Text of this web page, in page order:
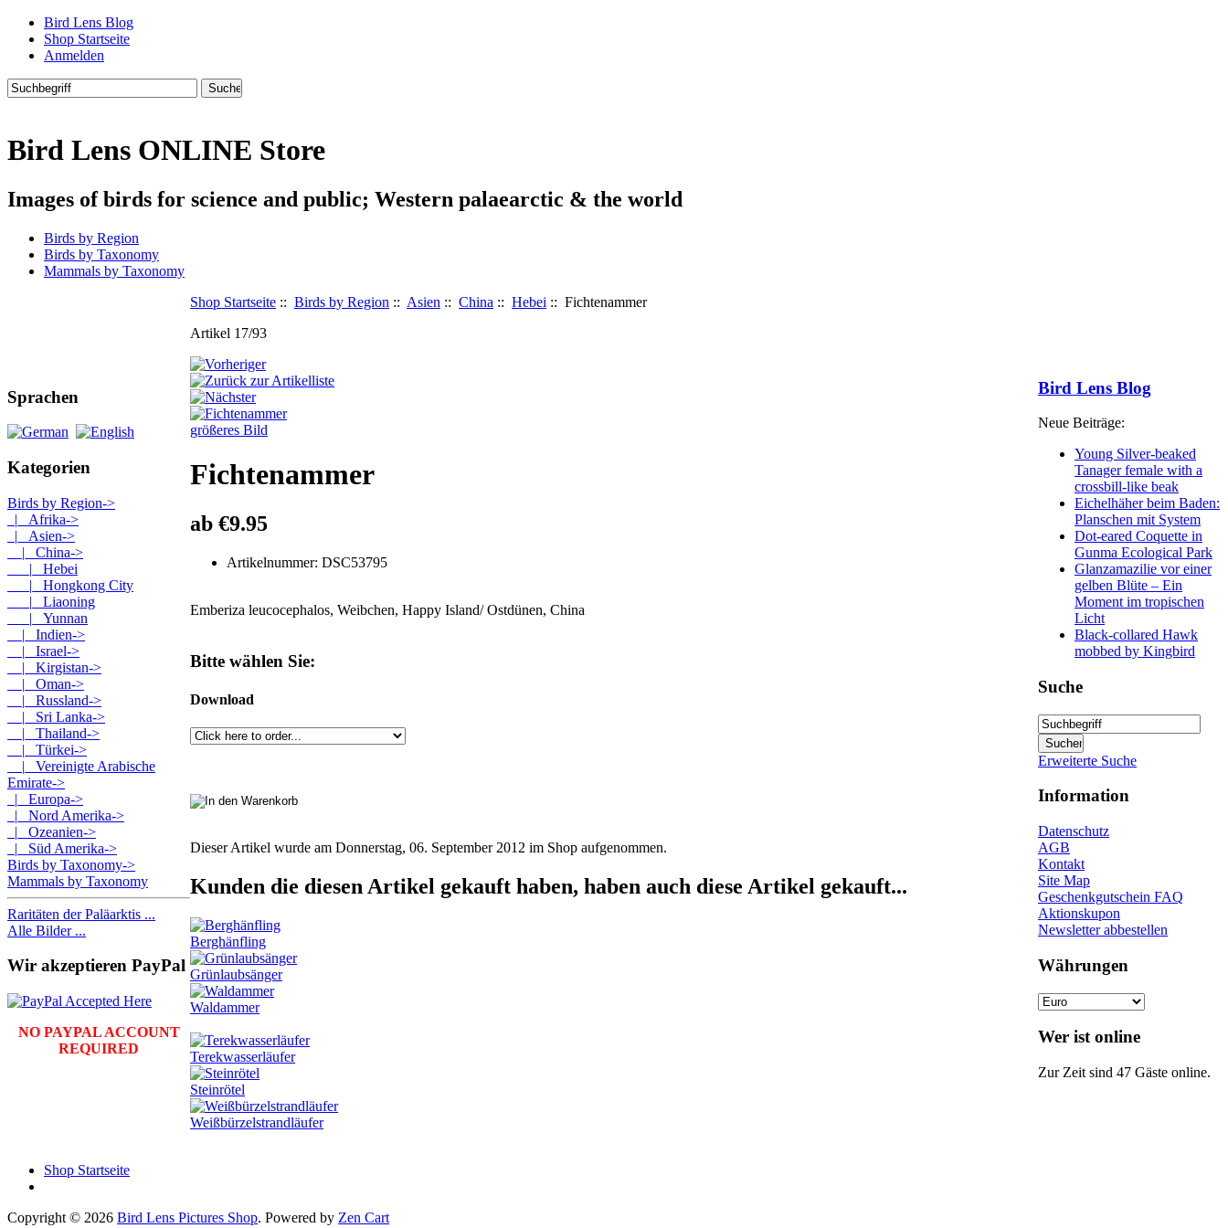
Bird Lens Blog
Shop Startseite
Anmelden
Bird Lens ONLINE Store
Images of birds for science and public; Western palaearctic & the world
Birds by Region
Birds by Taxonomy
Mammals by Taxonomy
Sprachen
Kategorien
Birds by Region->
|_ Afrika->
|_ Asien->
|_ China->
|_ Hebei
|_ Hongkong City
|_ Liaoning
|_ Yunnan
|_ Indien->
|_ Israel->
|_ Kirgistan->
|_ Oman->
|_ Russland->
|_ Sri Lanka->
|_ Thailand->
|_ Türkei->
|_ Vereinigte Arabische
Emirate->
|_ Europa->
|_ Nord Amerika->
|_ Ozeanien->
|_ Süd Amerika->
Birds by Taxonomy->
Mammals by Taxonomy
Raritäten der Paläarktis ...
Alle Bilder ...
Wir akzeptieren PayPal
NO PAYPAL ACCOUNT
REQUIRED
Shop Startseite :: Birds by Region :: Asien :: China :: Hebei :: Fichtenammer
Artikel 17/93
größeres Bild
Fichtenammer
ab €9.95
Artikelnummer: DSC53795
Emberiza leucocephalos, Weibchen, Happy Island/ Ostdünen, China
Bitte wählen Sie:
Download
Dieser Artikel wurde am Donnerstag, 06. September 2012 im Shop aufgenommen.
Kunden die diesen Artikel gekauft haben, haben auch diese Artikel gekauft...
Berghänfling
Grünlaubsänger
Waldammer
Terekwasserläufer
Steinrötel
Weißbürzelstrandläufer
Bird Lens Blog
Neue Beiträge:
Young Silver-beaked
Tanager female with a
crossbill-like beak
Eichelhäher beim Baden:
Planschen mit System
Dot-eared Coquette in
Gunma Ecological Park
Glanzamazilie vor einer
gelben Blüte – Ein
Moment im tropischen
Licht
Black-collared Hawk
mobbed by Kingbird
Suche
Erweiterte Suche
Information
Datenschutz
AGB
Kontakt
Site Map
Geschenkgutschein FAQ
Aktionskupon
Newsletter abbestellen
Währungen
Wer ist online
Zur Zeit sind 47 Gäste online.
Shop Startseite
Copyright © 2026 Bird Lens Pictures Shop. Powered by Zen Cart